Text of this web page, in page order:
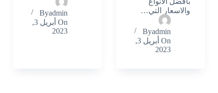
والاسعار التي…
Byadmin
On
أبريل 3,
2023
Byadmin
On
أبريل 3,
2023